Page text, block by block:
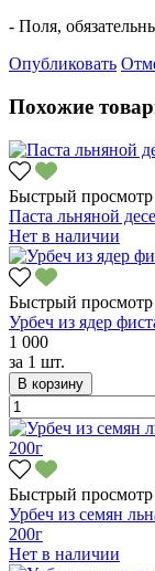
- Поля,
Опубликовать
Похожие
Быстрый просмотр
Паста льняной
Нет в наличии
Быстрый просмотр
Урбеч из ядер
1 000
за 1 шт.
В корзину
Быстрый просмотр
Урбеч из семян
200г
Нет в наличии